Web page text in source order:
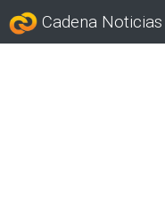
Cadena Noticias